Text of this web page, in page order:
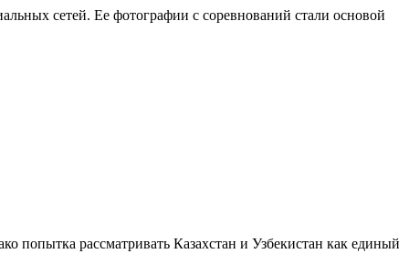
сетей. Ее фотографии с соревнований стали основой
попытка рассматривать Казахстан и Узбекистан как единый